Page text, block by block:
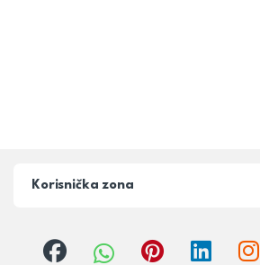
Korisnička zona